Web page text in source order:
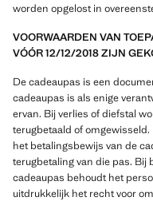
worden opgelost in
VOORWAARDEN VAN
VÓÓR 12/12/2018 ZIJN
De cadeaupas is een
cadeaupas is als enige
ervan. Bij verlies of diefstal
terugbetaald of
het betalingsbewijs van de
terugbetaling van die pas. Bij
cadeaupas behoudt het
uitdrukkelijk het recht voor